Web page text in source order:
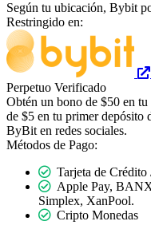
Según tu ubicación, Bybit
Restringido en:
Perpetuo Verificado
Obtén un bono de $50 en
de $5 en tu primer depósito
ByBit en redes sociales.
Métodos de Pago:
Tarjeta de
Apple Pay,
Simplex, XanPool.
Cripto Monedas